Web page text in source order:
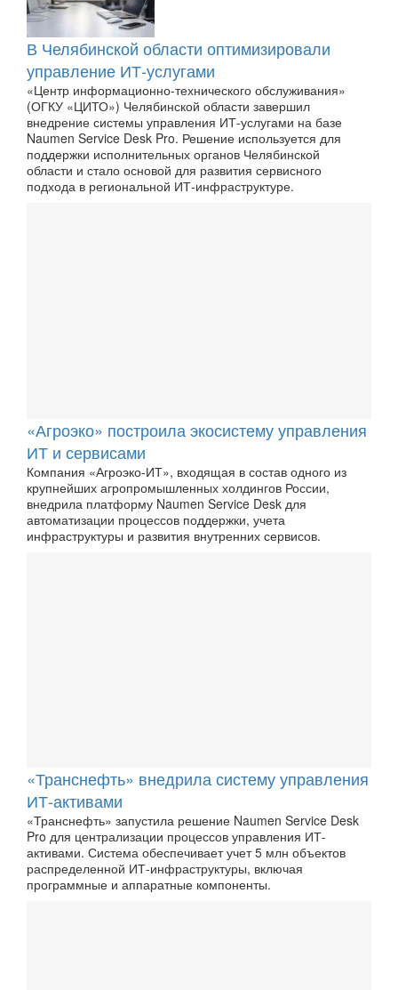
В Челябинской области оптимизировали
управление ИТ-услугами
«Центр информационно-технического обслуживания»
(ОГКУ «ЦИТО») Челябинской области завершил
внедрение системы управления ИТ-услугами на базе
Naumen Service Desk Pro. Решение используется для
поддержки исполнительных органов Челябинской
области и стало основой для развития сервисного
подхода в региональной ИТ-инфраструктуре.
«Агроэко» построила экосистему управления
ИТ и сервисами
Компания «Агроэко-ИТ», входящая в состав одного из
крупнейших агропромышленных холдингов России,
внедрила платформу Naumen Service Desk для
автоматизации процессов поддержки, учета
инфраструктуры и развития внутренних сервисов.
«Транснефть» внедрила систему управления
ИТ-активами
«Транснефть» запустила решение Naumen Service Desk
Pro для централизации процессов управления ИТ-
активами. Система обеспечивает учет 5 млн объектов
распределенной ИТ-инфраструктуры, включая
программные и аппаратные компоненты.